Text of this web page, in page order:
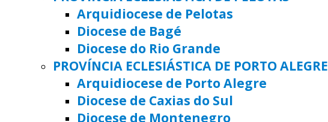
Arquidiocese de Pelotas
Diocese de Bagé
Diocese do Rio Grande
PROVÍNCIA ECLESIÁSTICA DE PORTO ALEGRE
Arquidiocese de Porto Alegre
Diocese de Caxias do Sul
Diocese de Montenegro